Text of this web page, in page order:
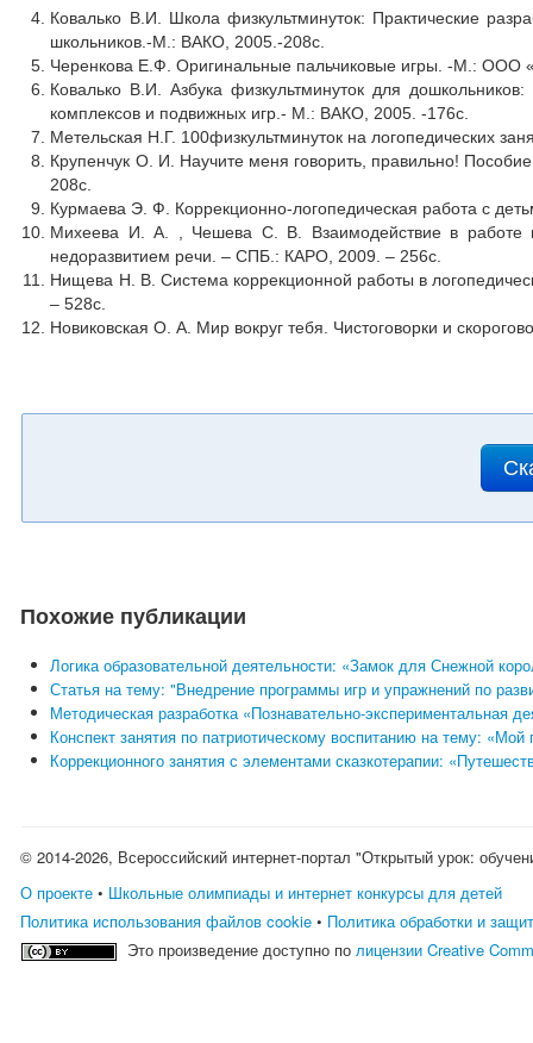
Ковалько В.И. Школа физкультминуток: Практические
школьников.-М.: ВАКО, 2005.-208с.
Черенкова Е.Ф. Оригинальные пальчиковые игры. -М.:
Ковалько В.И. Азбука физкультминуток для
комплексов и подвижных игр.- М.: ВАКО, 2005. -176с.
Метельская Н.Г. 100физкультминуток на логопедических
Крупенчук О. И. Научите меня говорить, правильно!
208с.
Курмаева Э. Ф. Коррекционно-логопедическая работа с
Михеева И. А. , Чешева С. В. Взаимодействие в работе
недоразвитием речи. – СПБ.: КАРО, 2009. – 256с.
Нищева Н. В. Система коррекционной работы в
– 528с.
Новиковская О. А. Мир вокруг тебя. Чистоговорки и
Похожие публикации
Логика образовательной деятельности: «Замок для Снежной
Статья на тему: "Внедрение программы игр и упражнений по
Методическая разработка «Познавательно-экспериментальная
Конспект занятия по патриотическому воспитанию на тему: «Мой
Коррекционного занятия с элементами сказкотерапии:
© 2014-2026, Всероссийский интернет-портал "Открытый урок:
О проекте • Школьные олимпиады и интернет конкурсы для детей
Политика использования файлов cookie • Политика обработки и
Это произведение доступно полицензии Creative